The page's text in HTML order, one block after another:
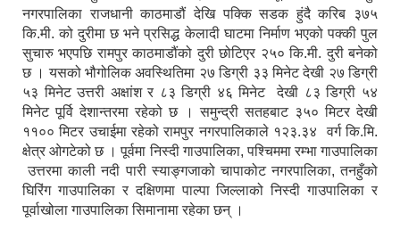
नगरपालिका राजधानी काठमाडौं देखि पक्कि सडक हुंदै करिब ३७५
कि.मी. को दुरीमा छ भने प्रसिद्ध केलादी घाटमा निर्माण भएको पक्की पुल
सुचारु भएपछि रामपुर काठमाडौंको दुरी छोटिएर २५० कि.मी. दुरी बनेको
छ । यसको भौगोलिक अवस्थितिमा २७ डिग्री ३३ मिनेट देखी २७ डिग्री
५३ मिनेट उत्तरी अक्षांश र ८३ डिग्री ४६ मिनेट देखी ८३ डिग्री ५४
मिनेट पूर्वि देशान्तरमा रहेको छ । समुन्द्री सतहबाट ३५० मिटर देखी
११०० मिटर उचाईमा रहेको रामपुर नगरपालिकाले १२३.३४ वर्ग कि.मि.
क्षेत्र ओगटेको छ । पूर्वमा निस्दी गाउपालिका, पश्चिममा रम्भा गाउपालिका
उत्तरमा काली नदी पारी स्याङ्गजाको चापाकोट नगरपालिका, तनहुँको
घिरिंग गाउपालिका र दक्षिणमा पाल्पा जिल्लाको निस्दी गाउपालिका र
पूर्वाखोला गाउपालिका सिमानामा रहेका छन् ।